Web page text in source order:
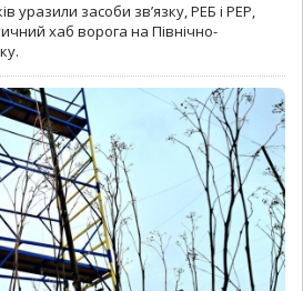
уразили засоби зв’язку, РЕБ і РЕР,
хаб ворога на Північно-